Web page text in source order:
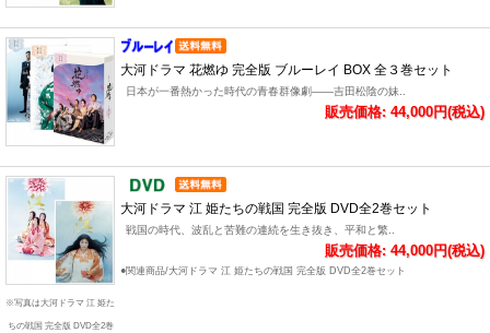
大河ドラマ 花燃ゆ 完全版 ブルーレイ BOX 全３巻セット
日本が一番熱かった時代の青春群像劇――吉田松陰の妹..
販売価格: 44,000円(税込)
※写真は大河ドラマ 江 姫た
ちの戦国 完全版 DVD全2巻
大河ドラマ 江 姫たちの戦国 完全版 DVD全2巻セット
戦国の時代、波乱と苦難の連続を生き抜き、平和と繁..
販売価格: 44,000円(税込)
●関連商品/大河ドラマ 江 姫たちの戦国 完全版 DVD全2巻セット